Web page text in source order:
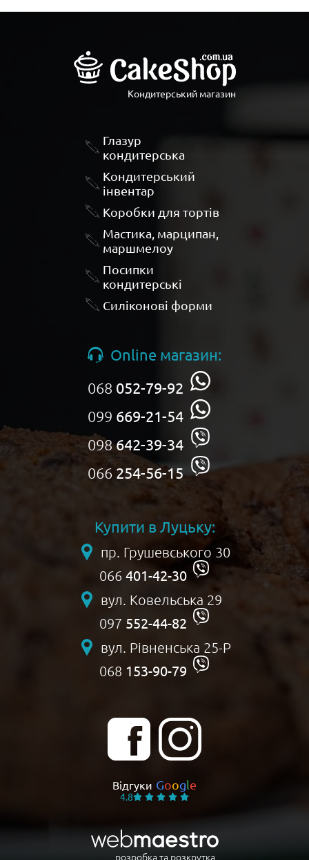
Кондитерський магазин
Відгуки Google
4.8
Глазур
кондитерська
Кондитерський
інвентар
Коробки для тортів
Мастика, марципан,
маршмелоу
Посипки
кондитерські
Силіконові форми
Online магазин:
068 052-79-92
099 669-21-54
098642-39-34
066 254-56-15
Купити в Луцьку:
пр. Грушевського 30
066 401-42-30
вул. Ковельська 29
097 552-44-82
вул. Рівненська 25-Р
068 153-90-79
розробка та розкрутка